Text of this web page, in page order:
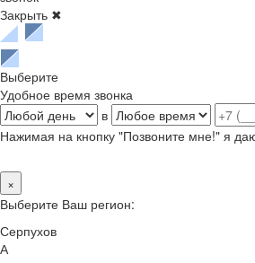
Закрыть ✖
Выберите
Удобное время звонка
в
Нажимая на кнопку "Позвоните мне!" я
×
Выберите Ваш регион:
Серпухов
А